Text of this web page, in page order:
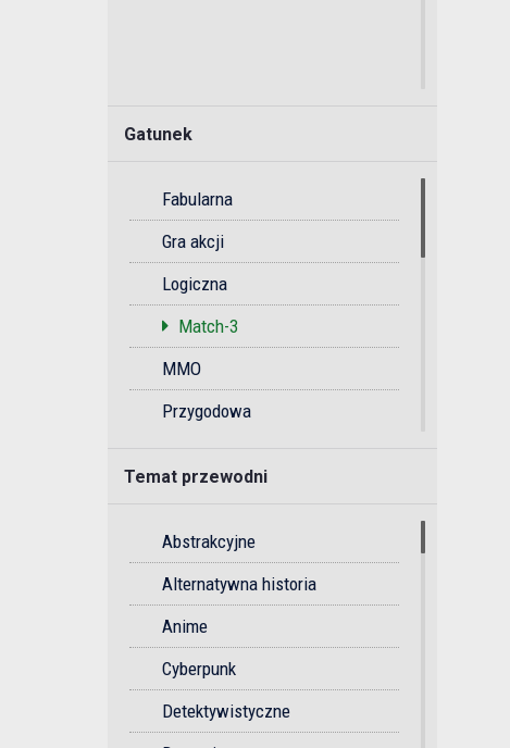
Gatunek
Fabularna
Gra akcji
Logiczna
Match-3
MMO
Przygodowa
Soulslike
Sportowa
Strategiczna
Strzelanka
Survival
Temat przewodni
Abstrakcyjne
Alternatywna historia
Anime
Cyberpunk
Detektywistyczne